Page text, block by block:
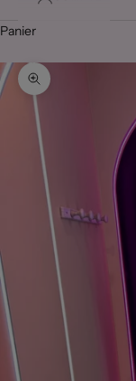
Panier
Zoomer sur l'image